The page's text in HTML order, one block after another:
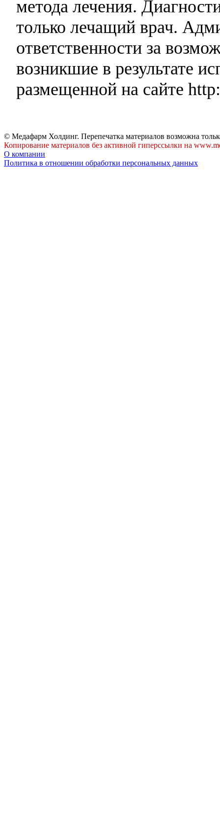
метода лечения.
только лечащий врач.
ответственности за
возникшие в результате
размещенной на сайте
© Медафарм Холдинг. Перепечатка материалов возможна
Копирование материалов без активной гиперссылки на
О компании
Политика в отношении обработки персональных данных